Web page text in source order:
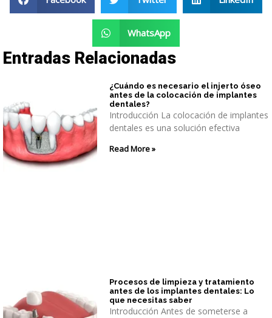
WhatsApp
Entradas Relacionadas
¿Cuándo es necesario el injerto óseo
antes de la colocación de implantes
dentales?
Introducción La colocación de implantes
dentales es una solución efectiva
Read More »
Procesos de limpieza y tratamiento
antes de los implantes dentales: Lo
que necesitas saber
Introducción Antes de someterse a